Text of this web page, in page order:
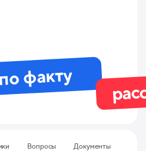
факту
Вопросы Документы